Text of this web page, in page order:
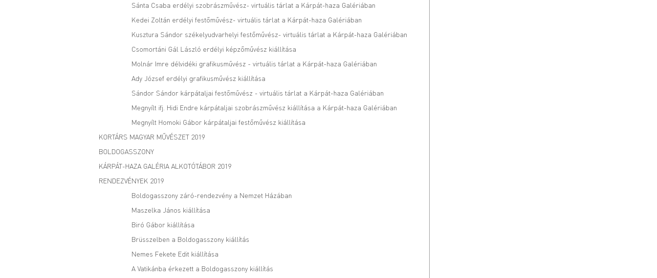
Sánta Csaba erdélyi szobrászművész- virtuális tárlat a Kárpát-haza Galériában
Kedei Zoltán erdélyi festőművész- virtuális tárlat a Kárpát-haza Galériában
Kusztura Sándor székelyudvarhelyi festőművész- virtuális tárlat a Kárpát-haza Galériában
Csomortáni Gál László erdélyi képzőművész kiállítása
Molnár Imre délvidéki grafikusművész - virtuális tárlat a Kárpát-haza Galériában
Ady József erdélyi grafikusművész kiállítása
Sándor Sándor kárpátaljai festőművész - virtuális tárlat a Kárpát-haza Galériában
Megnyílt ifj. Hidi Endre kárpátaljai szobrászművész kiállítása a Kárpát-haza Galériában
Megnyílt Homoki Gábor kárpátaljai festőművész kiállítása
KORTÁRS MAGYAR MŰVÉSZET 2019
BOLDOGASSZONY
KÁRPÁT-HAZA GALÉRIA ALKOTÓTÁBOR 2019
RENDEZVÉNYEK 2019
Boldogasszony záró-rendezvény a Nemzet Házában
Maszelka János kiállítása
Biró Gábor kiállítása
Brüsszelben a Boldogasszony kiállítás
Nemes Fekete Edit kiállítása
A Vatikánba érkezett a Boldogasszony kiállítás